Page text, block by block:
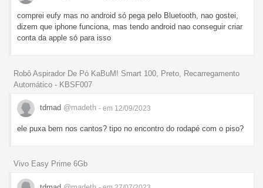
comprei eufy mas no android só pega pelo Bluetooth, nao gostei,
dizem que iphone funciona, mas tendo android nao conseguir criar
conta da apple só para isso
Robô Aspirador De Pó KaBuM! Smart 100, Preto, Recarregamento
Automático - KBSF007
tdmad @madeth - em 12/09/2023
ele puxa bem nos cantos? tipo no encontro do rodapé com o piso?
Vivo Easy Prime 6Gb